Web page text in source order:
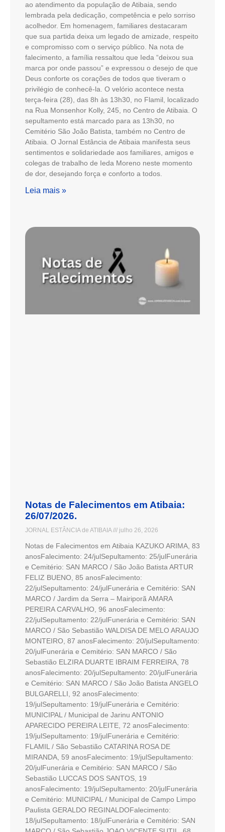
ao atendimento da população de Atibaia, sendo
lembrada pela dedicação, competência e pelo sorriso
acolhedor. Em homenagem, familiares destacaram
que sua partida deixa um legado de amizade, respeito
e compromisso com o serviço público. Na nota de
falecimento, a família ressaltou que Ieda “deixou sua
marca por onde passou” e expressou o desejo de que
Deus conforte os corações de todos que tiveram o
privilégio de conhecê-la. O velório acontece nesta
terça-feira (28), das 8h às 13h30, no Flamil, localizado
na Rua Monsenhor Kolly, 245, no Centro de Atibaia. O
sepultamento está marcado para as 13h30, no
Cemitério São João Batista, também no Centro de
Atibaia. O Jornal Estância de Atibaia manifesta seus
sentimentos e solidariedade aos familiares, amigos e
colegas de trabalho de Ieda Moreno neste momento
de dor, desejando força e conforto a todos.
Leia mais »
Notas de Falecimentos em Atibaia:
26/07/2026.
JORNAL ESTÂNCIA de ATIBAIA julho 26, 2026
Notas de Falecimentos em Atibaia KAZUKO ARIMA, 83
anosFalecimento: 24/julSepultamento: 25/julFunerária
e Cemitério: SAN MARCO / São João Batista ARTUR
FELIZ BUENO, 85 anosFalecimento:
22/julSepultamento: 24/julFunerária e Cemitério: SAN
MARCO / Jardim da Serra – Mairiporã AMARA
PEREIRA CARVALHO, 96 anosFalecimento:
22/julSepultamento: 22/julFunerária e Cemitério: SAN
MARCO / São Sebastião WALDISA DE MELO ARAUJO
MONTEIRO, 87 anosFalecimento: 20/julSepultamento:
20/julFunerária e Cemitério: SAN MARCO / São
Sebastião ELZIRA DUARTE IBRAIM FERREIRA, 78
anosFalecimento: 20/julSepultamento: 20/julFunerária
e Cemitério: SAN MARCO / São João Batista ANGELO
BULGARELLI, 92 anosFalecimento:
19/julSepultamento: 19/julFunerária e Cemitério:
MUNICIPAL / Municipal de Jarinu ANTONIO
APARECIDO PEREIRA LEITE, 72 anosFalecimento:
19/julSepultamento: 19/julFunerária e Cemitério:
FLAMIL / São Sebastião CATARINA ROSA DE
MIRANDA, 59 anosFalecimento: 19/julSepultamento:
20/julFunerária e Cemitério: SAN MARCO / São
Sebastião LUCCAS DOS SANTOS, 19
anosFalecimento: 19/julSepultamento: 20/julFunerária
e Cemitério: MUNICIPAL / Municipal de Campo Limpo
Paulista GERALDO REGINALDOFalecimento:
18/julSepultamento: 18/julFunerária e Cemitério: SAN